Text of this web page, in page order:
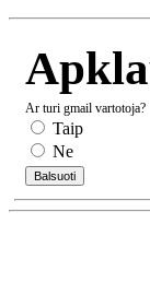
Ar turi gmail vartotoja?
Taip
Ne